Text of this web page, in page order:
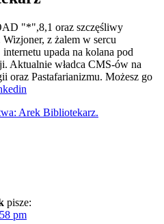
"*",8,1 oraz szczęśliwy
z żalem w sercu
upada na kolana pod
Aktualnie władca CMS-ów na
oraz Pastafarianizmu. Możesz go
Arek Bibliotekarz.
pisze:
pm